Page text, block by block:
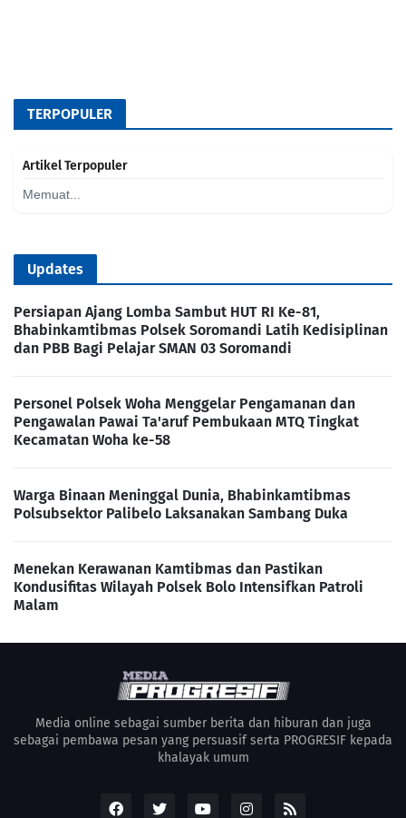
TERPOPULER
Artikel Terpopuler
Memuat...
Updates
Persiapan Ajang Lomba Sambut HUT RI Ke-81,
Bhabinkamtibmas Polsek Soromandi Latih Kedisiplinan
dan PBB Bagi Pelajar SMAN 03 Soromandi
Personel Polsek Woha Menggelar Pengamanan dan
Pengawalan Pawai Ta'aruf Pembukaan MTQ Tingkat
Kecamatan Woha ke-58
Warga Binaan Meninggal Dunia, Bhabinkamtibmas
Polsubsektor Palibelo Laksanakan Sambang Duka
Menekan Kerawanan Kamtibmas dan Pastikan
Kondusifitas Wilayah Polsek Bolo Intensifkan Patroli
Malam
Media online sebagai sumber berita dan hiburan dan juga
sebagai pembawa pesan yang persuasif serta PROGRESIF kepada
khalayak umum